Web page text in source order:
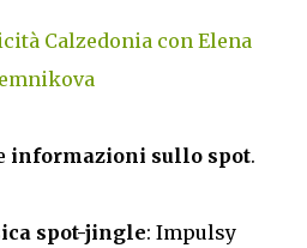
Calzedonia con Elena
informazioni sullo spot.
spot-jingle: Impulsy